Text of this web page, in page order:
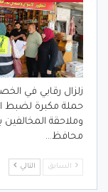
زلزال رقابي في
حملة مكبرة لضبط
وملاحقة المخالفين
محافظ…
السابق التالي